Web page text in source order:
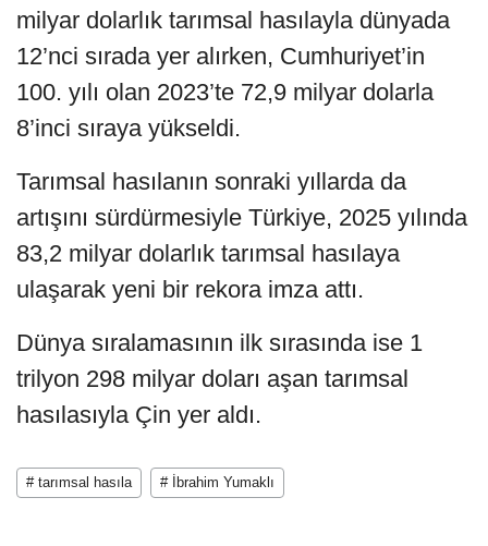
milyar dolarlık tarımsal hasılayla dünyada
12’nci sırada yer alırken, Cumhuriyet’in
100. yılı olan 2023’te 72,9 milyar dolarla
8’inci sıraya yükseldi.
Tarımsal hasılanın sonraki yıllarda da
artışını sürdürmesiyle Türkiye, 2025 yılında
83,2 milyar dolarlık tarımsal hasılaya
ulaşarak yeni bir rekora imza attı.
Dünya sıralamasının ilk sırasında ise 1
trilyon 298 milyar doları aşan tarımsal
hasılasıyla Çin yer aldı.
# tarımsal hasıla # İbrahim Yumaklı